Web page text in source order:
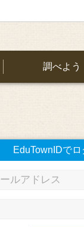
調べよう
EduTownIDでロ